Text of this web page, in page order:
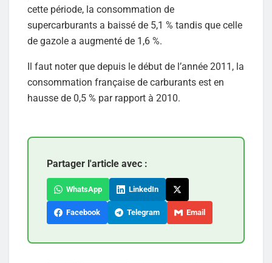
cette période, la consommation de
supercarburants a baissé de 5,1 % tandis que celle
de gazole a augmenté de 1,6 %.
Il faut noter que depuis le début de l’année 2011, la
consommation française de carburants est en
hausse de 0,5 % par rapport à 2010.
Partager l'article avec :
WhatsApp LinkedIn
Facebook Telegram Email